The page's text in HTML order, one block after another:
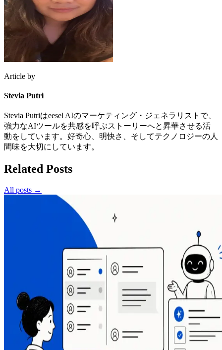
Article by
Stevia Putri
Stevia Putriはeesel AIのマーケティング・ジェネラリストで、
強力なAIツールを共感を呼ぶストーリーへと昇華させる活
動をしています。好奇心、明快さ、そしてテクノロジーの人
間味を大切にしています。
Related Posts
All posts →